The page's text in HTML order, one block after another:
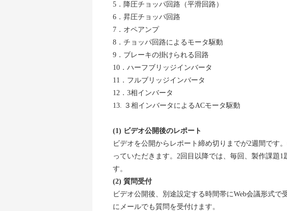
5．降圧チョッパ回路（平滑回路）
6．昇圧チョッパ回路
7．オペアンプ
8．チョッパ回路によるモータ駆動
9．ブレーキの掛けられる回路
10．ハーフブリッジインバータ
11．フルブリッジインバータ
12．3相インバータ
13. ３相インバータによるACモータ駆動
(1) ビデオ公開後のレポート
ビデオを公開からレポート締め切りまでが2週間です
っていただきます。2回目以降では、毎回、製作課題
す。
(2) 質問受付
ビデオ公開後、別途設定する時間帯にWeb会議形式で
にメールでも質問を受付けます。